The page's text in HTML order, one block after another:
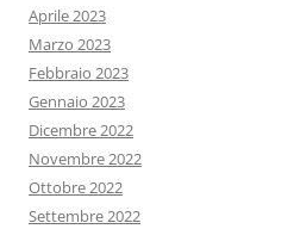
Aprile 2023
Marzo 2023
Febbraio 2023
Gennaio 2023
Dicembre 2022
Novembre 2022
Ottobre 2022
Settembre 2022